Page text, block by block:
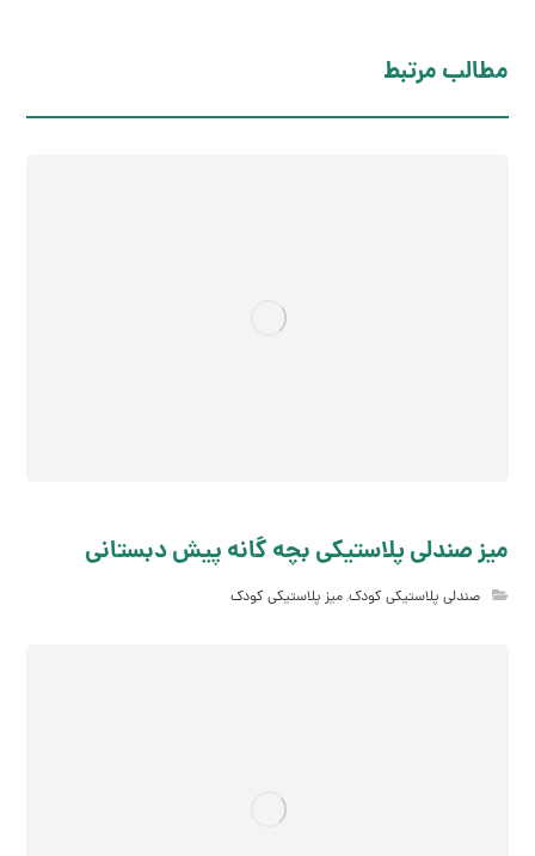
مطالب مرتبط
میز صندلی پلاستیکی بچه گانه پیش دبستانی
صندلی پلاستیکی کودک,میز پلاستیکی کودک